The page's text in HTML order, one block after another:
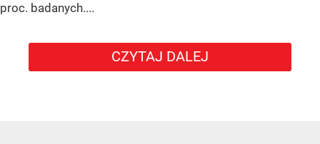
proc. badanych....
CZYTAJ DALEJ